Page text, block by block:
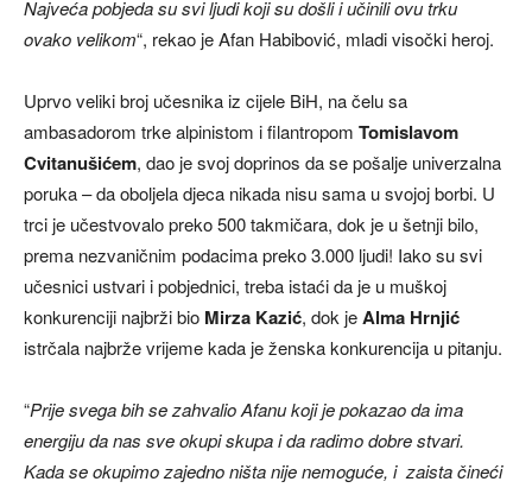
Najveća pobjeda su svi ljudi koji su došli i učinili ovu trku
ovako velikom“, rekao je Afan Habibović, mladi visočki heroj.
Uprvo veliki broj učesnika iz cijele BiH, na čelu sa
ambasadorom trke alpinistom i filantropom Tomislavom
Cvitanušićem, dao je svoj doprinos da se pošalje univerzalna
poruka – da oboljela djeca nikada nisu sama u svojoj borbi. U
trci je učestvovalo preko 500 takmičara, dok je u šetnji bilo,
prema nezvaničnim podacima preko 3.000 ljudi! Iako su svi
učesnici ustvari i pobjednici, treba istaći da je u muškoj
konkurenciji najbrži bio Mirza Kazić, dok jeAlma Hrnjić
istrčala najbrže vrijeme kada je ženska konkurencija u pitanju.
“Prije svega bih se zahvalio Afanu koji je pokazao da ima
energiju da nas sve okupi skupa i da radimo dobre stvari.
Kada se okupimo zajedno ništa nije nemoguće, i zaista čineći